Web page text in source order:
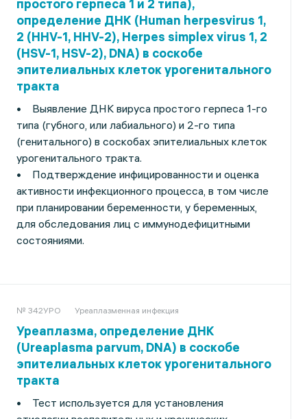
простого герпеса 1 и 2 типа),
определение ДНК (Human herpesvirus 1,
2 (HHV-1, HHV-2), Herpes simplex virus 1, 2
(HSV-1, HSV-2), DNA) в соскобе
эпителиальных клеток урогенитального
тракта
• Выявление ДНК вируса простого герпеса 1-го
типа (губного, или лабиального) и 2-го типа
(генитального) в соскобах эпителиальных клеток
урогенитального тракта.
• Подтверждение инфицированности и оценка
активности инфекционного процесса, в том числе
при планировании беременности, у беременных,
для обследования лиц с иммунодефицитными
состояниями.
№ 342УРО Уреаплазменная инфекция
Уреаплазма, определение ДНК
(Ureaplasma parvum, DNA) в соскобе
эпителиальных клеток урогенитального
тракта
• Тест используется для установления